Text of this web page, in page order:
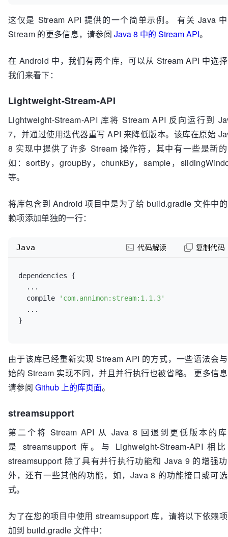
这仅是 Stream API 提供的一个简单示例。 有关 Java
Stream 的更多信息，请参阅Java 8 中的 Stream API。
在 Android 中，我们有两个库，可以从 Stream API 中选
我们来看下：
Lightweight-Stream-API
Lightweight-Stream-API 库将 Stream API 反向运行到
7，并通过使用迭代器重写 API 来降低版本。该库在原始
8 实现中提供了许多 Stream 操作符，其中有一些是新
如：sortBy，groupBy，chunkBy，sample，
等。
将库包含到 Android 项目中是为了给 build.gradle 文件中
赖项添加单独的一行：
dependencies {
  compile
'com.annimon:stream:1.1.3'
}
Java 代码解读 复制代码
由于该库已经重新实现 Stream API 的方式，一些语法会
始的 Stream 实现不同，并且并行执行也被省略。 更多信
请参阅Github 上的库页面。
streamsupport
第二个将 Stream API 从 Java 8 回退到更低版本的
是 streamsupport 库。与 Lighweight-Stream-API 相
streamsupport 除了具有并行执行功能和 Java 9 的增强
外，还有一些其他的功能，如，Java 8 的功能接口或可
式。
为了在您的项目中使用 streamsupport 库，请将以下依赖
加到 build.gradle 文件中：